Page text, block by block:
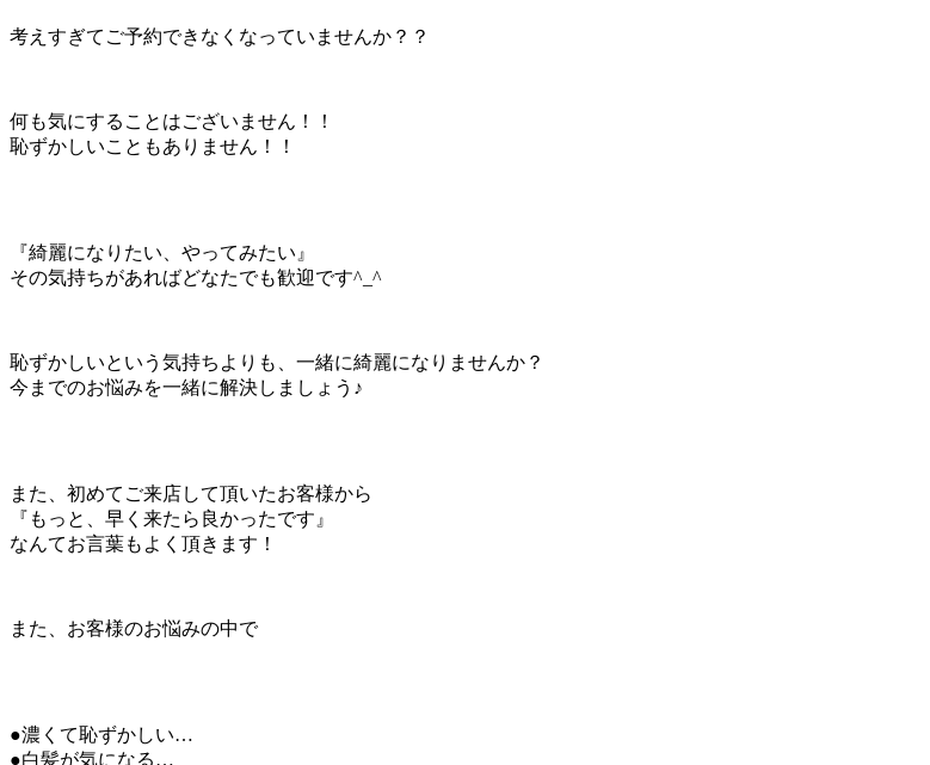
考えすぎてご予約できなくなっていませんか？？
何も気にすることはございません！！
恥ずかしいこともありません！！
『綺麗になりたい、やってみたい』
その気持ちがあればどなたでも歓迎です^_^
恥ずかしいという気持ちよりも、一緒に綺麗になりませんか？
今までのお悩みを一緒に解決しましょう♪
また、初めてご来店して頂いたお客様から
『もっと、早く来たら良かったです』
なんてお言葉もよく頂きます！
また、お客様のお悩みの中で
●濃くて恥ずかしい…
●白髪が気になる…